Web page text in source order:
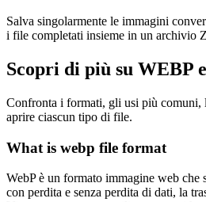
Salva singolarmente le immagini
i file completati insieme in un archivio
Scopri di più su WEBP
Confronta i formati, gli usi più comuni,
aprire ciascun tipo di file.
What is webp file format
WebP è un formato immagine web che
con perdita e senza perdita di dati, la